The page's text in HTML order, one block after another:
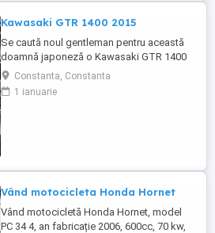
Kawasaki GTR 1400 2015
Se caută noul gentleman pentru această
doamnă japoneză o Kawasaki GTR 1400
care încă întoarce priviri și iubește
kilometrii. A fost răsfățată, întreținută la
timp și tratată cu respect. O dau doar
Constanta, Constanta
1 ianuarie
Vând motocicleta Honda Hornet
Vând motocicletă Honda Hornet, model
PC 34 4, an fabricație 2006, 600cc, 70 kw,